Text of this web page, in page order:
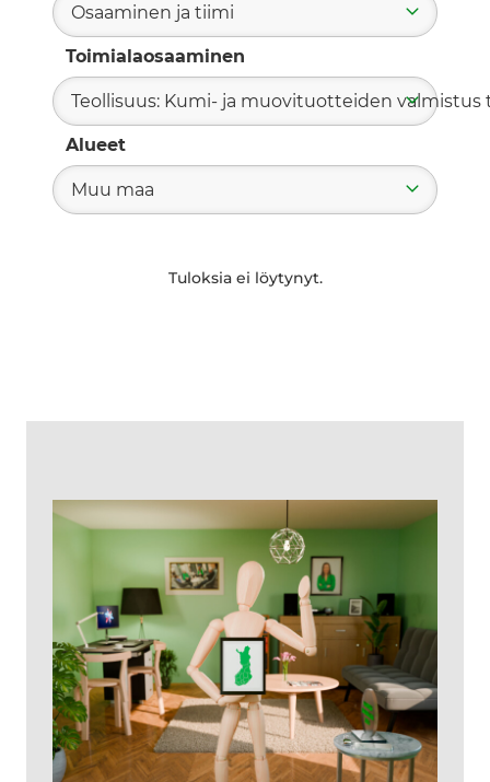
Osaaminen ja tiimi
Toimialaosaaminen
Teollisuus: Kumi- ja muovituotteiden valmistus
Alueet
Muu maa
Tuloksia ei löytynyt.